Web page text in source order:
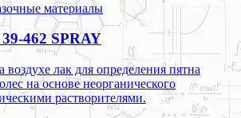
материалы
462 SPRAY
лак для определения пятна
на основе неорганического
растворителями.